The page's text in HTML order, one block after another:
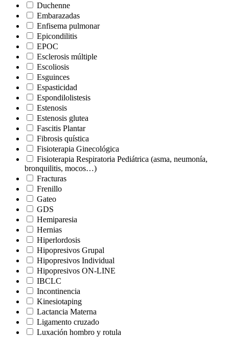
Duchenne
Embarazadas
Enfisema pulmonar
Epicondilitis
EPOC
Esclerosis múltiple
Escoliosis
Esguinces
Espasticidad
Espondilolistesis
Estenosis
Estenosis glutea
Fascitis Plantar
Fibrosis quística
Fisioterapia Ginecológica
Fisioterapia Respiratoria Pediátrica (asma, neumonía,
bronquilitis, mocos…)
Fracturas
Frenillo
Gateo
GDS
Hemiparesia
Hernias
Hiperlordosis
Hipopresivos Grupal
Hipopresivos Individual
Hipopresivos ON-LINE
IBCLC
Incontinencia
Kinesiotaping
Lactancia Materna
Ligamento cruzado
Luxación hombro y rotula